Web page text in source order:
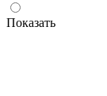
Показать